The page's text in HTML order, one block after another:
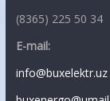
(8365) 225 50 34
E-mail:
info@buxelektr.uz